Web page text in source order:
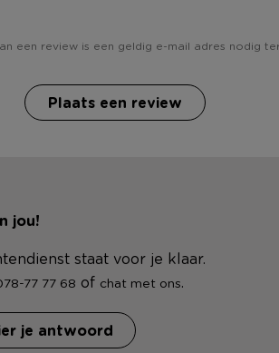
een review is een geldig e-mail adres nodig
Plaats een review
jou!
staat voor je klaar.
77 77 68 of chat met ons.
je antwoord